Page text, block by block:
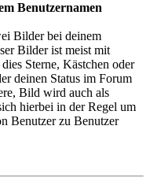
Benutzernamen
Bilder bei deinem
Bilder ist meist mit
Sterne, Kästchen oder
deinen Status im Forum
Bild wird auch als
hierbei in der Regel um
Benutzer zu Benutzer